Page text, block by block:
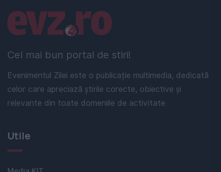
Cel mai bun portal de stiri!
Evenimentul Zilei este o publicație multimedia, dedicată
celor care apreciază știrile corecte, obiective și
relevante din toate domeniile de activitate
Linkuri utile
Utile